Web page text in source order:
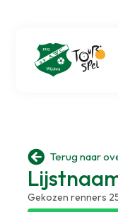
 Terug naar
Gekozen renners